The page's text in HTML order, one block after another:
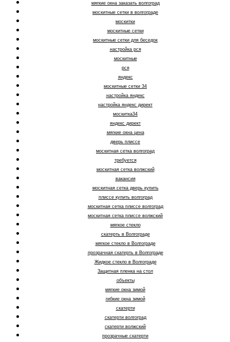
мягкие окна заказать волгоград
москитные сетки в волгограде
москитки
москитные сетки
москитные сетки для беседок
настройка рся
москитные
рся
яндекс
москитные сетки 34
настройка яндекс
настройка яндекс директ
москитка34
яндекс директ
мягкие окна цена
дверь плиссе
москитная сетка волгоград
требуется
москитная сетка волжский
вакансия
москитная сетка дверь купить
плиссе купить волгоград
москитная сетка плиссе волгоград
москитная сетка плиссе волжский
мягкое стекло
скатерть в Волгограде
мягкое стекло в Волгограде
прозрачная скатерть в Волгограде
Жидкое стекло в Волгограде
Защитная пленка на стол
объекты
мягкие окна зимой
гибкие окна зимой
скатерти
скатерти волгоград
скатерти волжский
прозрачные скатерти